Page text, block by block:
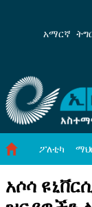
አሶሳ
አማርኛ
ፖለቲካ
አካባቢ ጥበቃ
አሶሳ